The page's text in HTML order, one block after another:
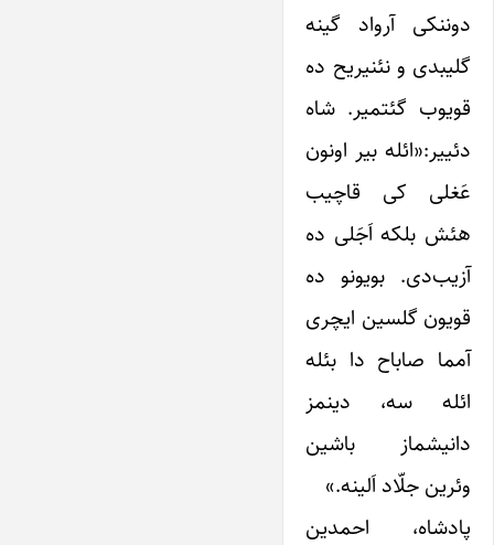
دوننکی آرواد گینه
گلیبدی و نئنیریح ده
قویوب گئتمیر. شاه
دئییر:«ائله بیر اونون
عَغلی کی قاچیب
هئش بلکه اَجَلی ده
آزیب‌دی. بویونو ده
قویون گلسین ایچری
آمما صاباح دا بئله
ائله سه، ‌دینمز
دانیشماز باشین
وئرین جلّاد اَلینه.»
پادشاه، احمدین